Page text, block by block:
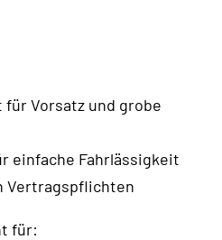
Vorsatz und grobe
einfache Fahrlässigkeit
Vertragspflichten
für: